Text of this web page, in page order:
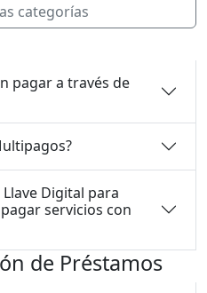
categorías
pagar a través de
Digital para
servicios con
de Préstamos